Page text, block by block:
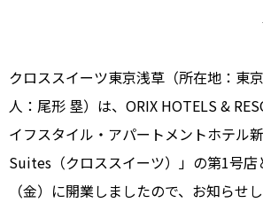
クロススイーツ東京浅草（所在地：東
人：尾形 塁）は、ORIX HOTELS &
イフスタイル・アパートメントホテル
Suites（クロススイーツ）」の第1号店
（金）に開業しましたので、お知らせ